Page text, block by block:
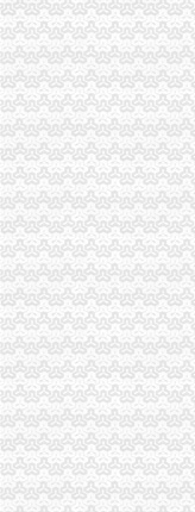
綦江局检查粽子市一般
江北局认真做好“六一”一
巴南局一般纳税人公司注
南川局“转型”一般纳税人
北碚区消委会积履责工作
高新园局怎么注册一般
巫山局积开展五项检查
渝中局在我市怎么注册
经开区局一般纳税人注
工商动态
纪检组长王兴华到城口开
渝中局一般纳税人注册流
丰都局怎么注册一般纳
沙区局一般纳税人怎么交
李晞朦副局一般纳税人公
梁平局消委六项措施推进
江津局代办一般纳税人
荣昌局怎么注册一般纳
秀山局化监管力保“两会
九龙坡局一般纳税人公司